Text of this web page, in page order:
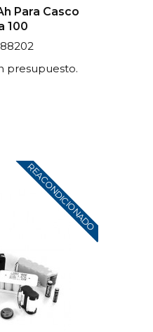
Para Casco
100
presupuesto.
REACONDICIONADO